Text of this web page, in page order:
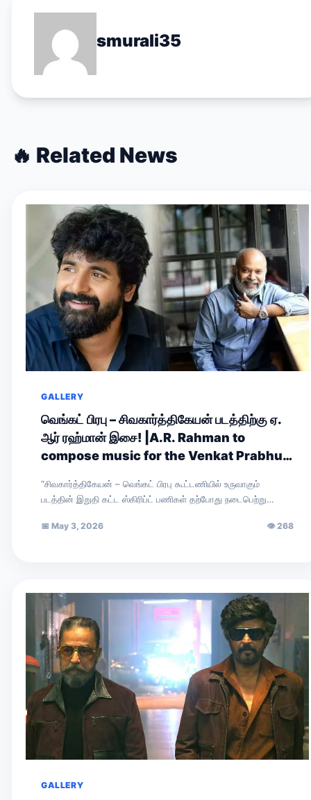
smurali35
🔥 Related News
GALLERY
வெங்கட் பிரபு – சிவகார்த்திகேயன் படத்திற்கு ஏ.
ஆர் ரஹ்மான் இசை! |A.R. Rahman to
compose music for the Venkat Prabhu–
“சிவகார்த்திகேயன் – வெங்கட் பிரபு கூட்டணியில் உருவாகும்
படத்தின் இறுதி கட்ட ஸ்கிரிப்ட் பணிகள் தற்போது நடைபெற்று
இரண்டாம்…
📅 May 3, 2026 👁268
GALLERY